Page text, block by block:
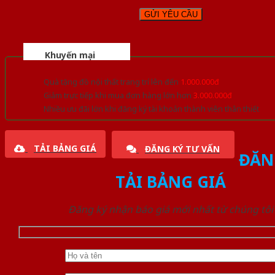
Khuyến mại
Quà tặng đồ nội thất trang trí lên đến 1.000.000đ
Giảm trực tiếp khi mua đơn hàng lớn hơn 3.000.000đ
Nhiều ưu đãi lớn khi đăng ký tài khoản thành viên thân thiết
TẢI BẢNG GIÁ ĐĂNG KÝ TƯ VẤN
TẢI BẢNG GIÁ
Đăng ký nhận báo giá mới nhất từ chúng tôi